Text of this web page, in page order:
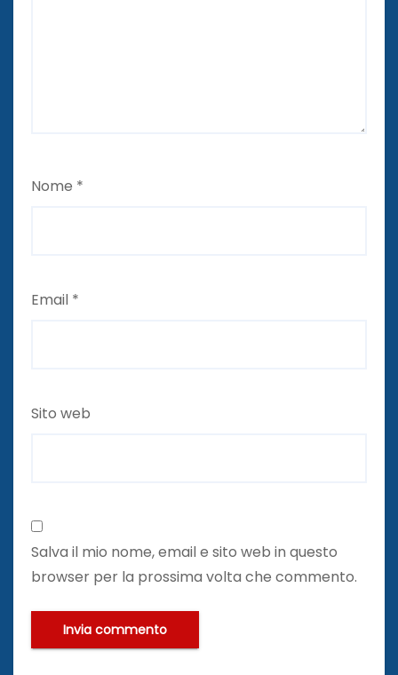
Nome *
Email *
Sito web
Salva il mio nome, email e sito web in questo
browser per la prossima volta che commento.